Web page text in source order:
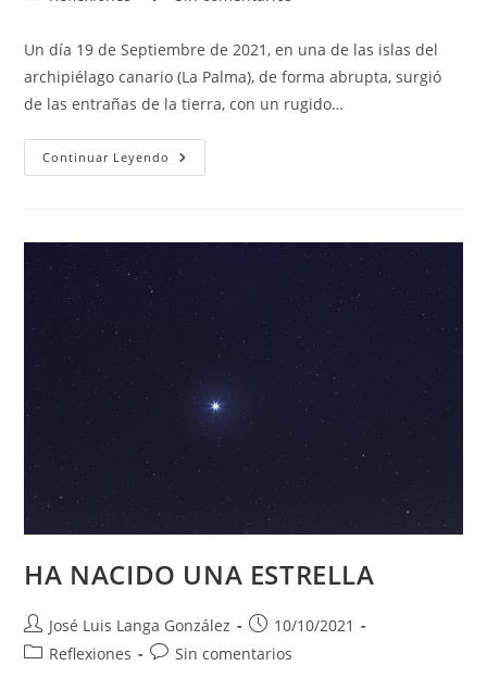
la
entrada:
la
entrada:
Un día 19 de Septiembre de 2021, en una de las islas del
archipiélago canario (La Palma), de forma abrupta, surgió
de las entrañas de la tierra, con un rugido…
Continuar Leyendo EL
VOLCÁN
HA NACIDO UNA ESTRELLA
Autor
de
José Luis Langa González
Publicación
de
10/10/2021
Categoría
Reflexiones
Comentarios
Sin comentarios